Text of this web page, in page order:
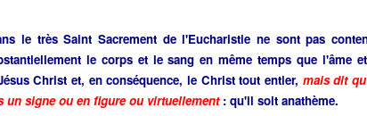
le très Saint Sacrement de l'Eucharistie ne sont pas
le corps et le sang en même temps que l'âme
Christ et, en conséquence, le Christ tout entier, mais dit
un signe ou en figure ou virtuellement: qu'il soit anathème.